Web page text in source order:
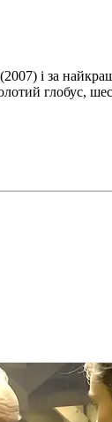
і за
глобус,